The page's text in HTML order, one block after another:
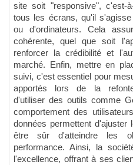
site soit "responsive", c'est-
tous les écrans, qu'il
ou d'ordinateurs. Cela
cohérente, quel que soit
renforcer la crédibilité et
marché. Enfin, mettre en
suivi, c'est essentiel pour
apportés lors de la
d'utiliser des outils comme
comportement des
données permettent d'ajuster
être sûr d'atteindre les
performance. Ainsi, la
l'excellence, offrant à ses